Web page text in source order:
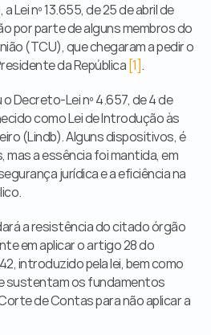
Lei nº 13.655, de 25 de abril de
por parte de alguns membros do
(TCU), que chegaram a pedir o
da República [1].
Decreto-Lei nº 4.657, de 4 de
como Lei de Introdução às
(Lindb). Alguns dispositivos, é
a essência foi mantida, em
jurídica e a eficiência na
a resistência do citado órgão
em aplicar o artigo 28 do
introduzido pela lei, bem como
sustentam os fundamentos
de Contas para não aplicar a